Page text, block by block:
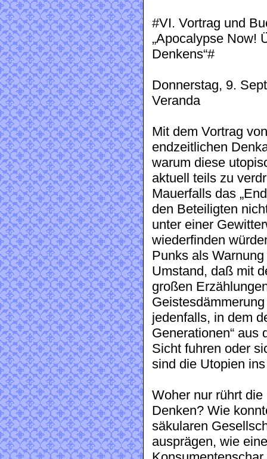
#VI. Vortrag und
„Apocalypse Now!
Denkens“#
Donnerstag, 9.
Veranda
Mit dem Vortrag
endzeitlichen
warum diese
aktuell teils zu
Mauerfalls das
den Beteiligten
unter einer
wiederfinden
Punks als
Umstand, daß mit
großen
jedenfalls, in dem
Generationen“ aus
Sicht fuhren oder
sind die Utopien
Woher nur rührt
Denken? Wie
säkularen
ausprägen, wie